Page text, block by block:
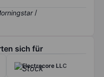
/
sich für
Electrocore LLC